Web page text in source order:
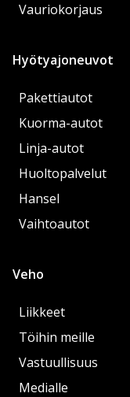
Vauriokorjaus
Hyötyajoneuvot
Pakettiautot
Kuorma-autot
Linja-autot
Huoltopalvelut
Hansel
Vaihtoautot
Veho
Liikkeet
Töihin meille
Vastuullisuus
Medialle